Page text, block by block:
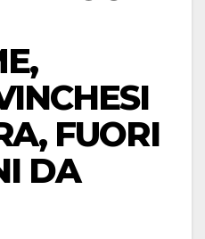
FUORI
DA